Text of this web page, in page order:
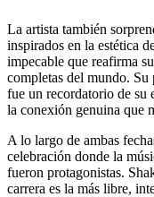
La artista también
inspirados en la estética
impecable que reafirma
completas del mundo.
fue un recordatorio de su
la conexión genuina que
A lo largo de ambas
celebración donde la
fueron protagonistas.
carrera es la más libre,